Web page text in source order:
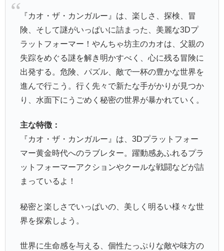
『カオ・ザ・カンガルー』は、楽しさ、探検、冒
険、そして謎がいっぱいに詰まった、美麗な3Dプ
ラットフォーマー！やんちゃ坊主のカオは、父親の
失踪をめぐる謎を解き明かすべく、心に残る冒険に
出発する。危険、パズル、敵で一杯の豊かな世界を
進んで行こう。行く先々で新たな手がかりが見つか
り、水面下にうごめく秘密の世界が暴かれていく。
主な特徴：
『カオ・ザ・カンガルー』は、3Dプラットフォー
マー黄金時代へのラブレター。躍動感あふれるプラ
ットフォーマーアクションやクールな戦闘などが詰
まっているよ！
秘密と楽しさでいっぱいの、美しく明るい様々な世
界を探索しよう。
世界に生命感を与える、個性たっぷりな敵や味方の